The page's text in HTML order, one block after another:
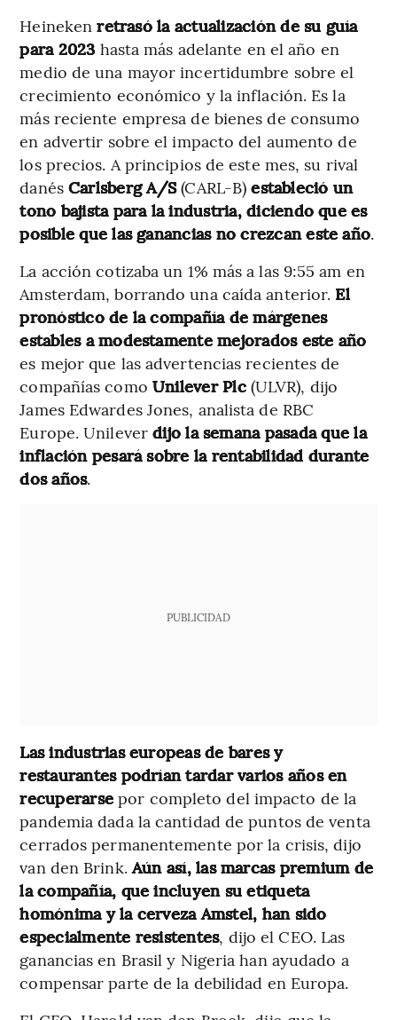
Heinekenretrasó la actualización de su guía
para 2023 hasta más adelante en el año en
medio de una mayor incertidumbre sobre el
crecimiento económico y la inflación. Es la
más reciente empresa de bienes de consumo
en advertir sobre el impacto del aumento de
los precios. A principios de este mes, su rival
danés Carlsberg A/S(CARL-B)estableció un
tono bajista para la industria, diciendo que es
posible que las ganancias no crezcan este año.
La acción cotizaba un 1% más a las 9:55 am en
Amsterdam, borrando una caída anterior. El
pronóstico de la compañía de márgenes
estables a modestamente mejorados este año
es mejor que las advertencias recientes de
compañías como Unilever Plc(ULVR), dijo
James Edwardes Jones, analista de RBC
Europe. Unileverdijo la semana pasada que la
inflación pesará sobre la rentabilidad durante
dos años.
PUBLICIDAD
Las industrias europeas de bares y
restaurantes podrían tardar varios años en
recuperarse por completo del impacto de la
pandemia dada la cantidad de puntos de venta
cerrados permanentemente por la crisis, dijo
van den Brink.Aún así, las marcas premium de
la compañía, que incluyen su etiqueta
homónima y la cerveza Amstel, han sido
especialmente resistentes, dijo el CEO. Las
ganancias en Brasil y Nigeria han ayudado a
compensar parte de la debilidad en Europa.